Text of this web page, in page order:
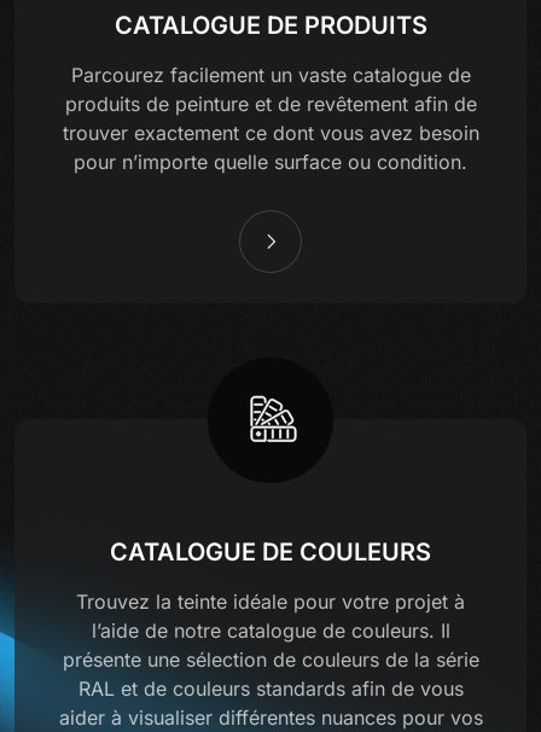
CATALOGUE DE PRODUITS
Parcourez facilement un vaste catalogue de
produits de peinture et de revêtement afin de
trouver exactement ce dont vous avez besoin
pour n’importe quelle surface ou condition.
CATALOGUE DE COULEURS
Trouvez la teinte idéale pour votre projet à
l’aide de notre catalogue de couleurs. Il
présente une sélection de couleurs de la série
RAL et de couleurs standards afin de vous
aider à visualiser différentes nuances pour vos